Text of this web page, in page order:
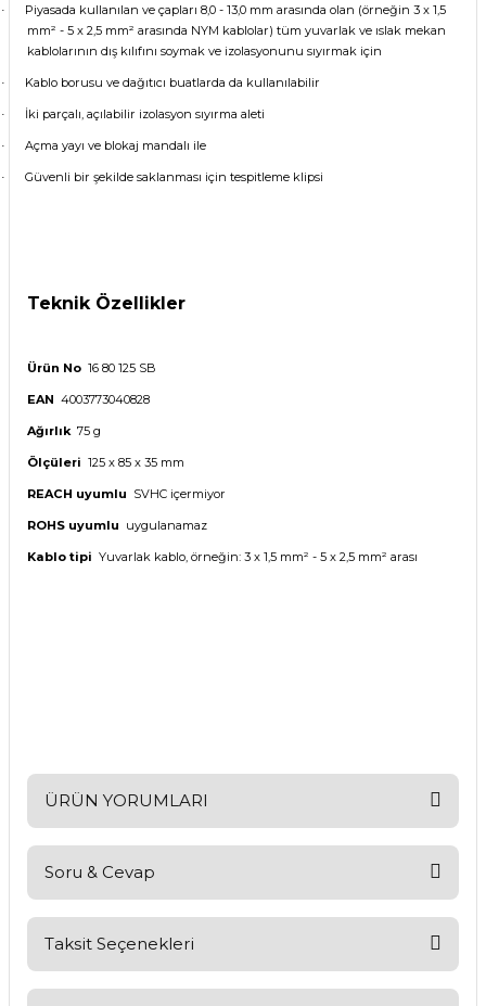
·
Piyasada kullanılan ve çapları 8,0 - 13,0 mm arasında olan (örneğin 3 x 1,5
mm² - 5 x 2,5 mm² arasında NYM kablolar) tüm yuvarlak ve ıslak mekan
kablolarının dış kılıfını soymak ve izolasyonunu sıyırmak için
· Kablo borusu ve dağıtıcı buatlarda da kullanılabilir
· İki parçalı, açılabilir izolasyon sıyırma aleti
· Açma yayı ve blokaj mandalı ile
· Güvenli bir şekilde saklanması için tespitleme klipsi
Teknik Özellikler
Ürün No 16 80 125 SB
EAN 4003773040828
Ağırlık 75 g
Ölçüleri 125 x 85 x 35 mm
REACH uyumlu SVHC içermiyor
ROHS uyumlu uygulanamaz
Kablo tipi Yuvarlak kablo, örneğin: 3 x 1,5 mm² - 5 x 2,5 mm² arası
ÜRÜN YORUMLARI
Bu ürüne ilk yorumu siz yapın!
Soru & Cevap
Ürün hakkında henüz soru sorulmamış.
Taksit Seçenekleri